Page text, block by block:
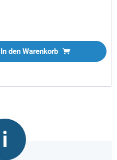
In den Warenkorb